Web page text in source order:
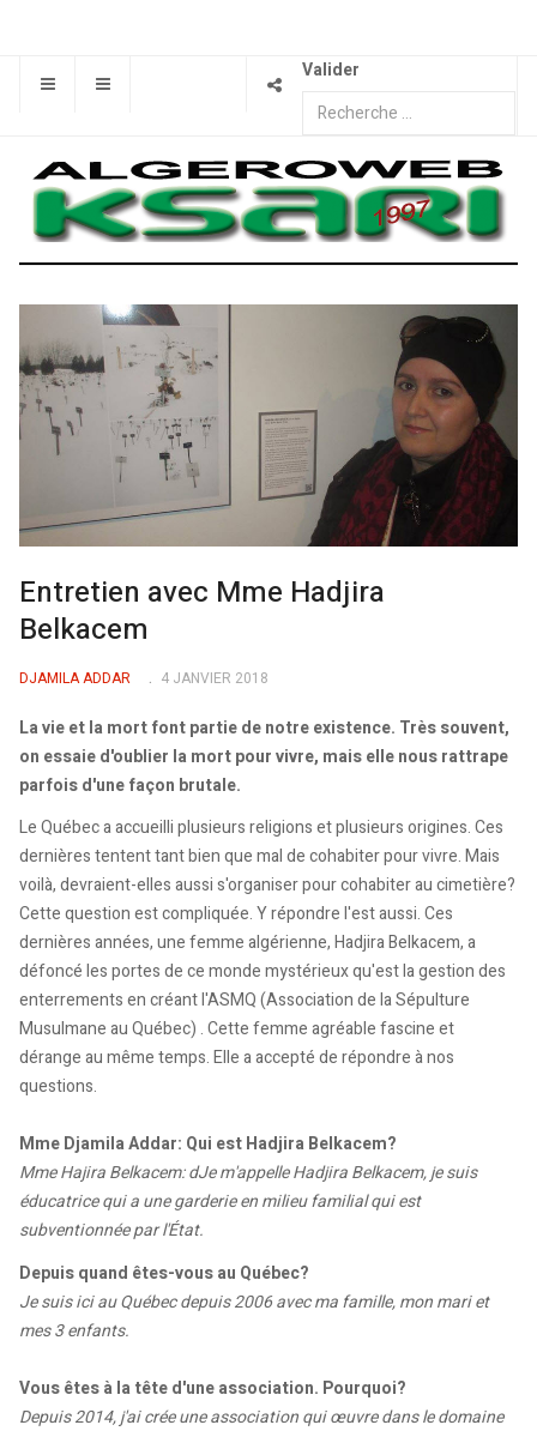
Valider
Entretien avec Mme Hadjira
Belkacem
DJAMILA ADDAR 4 JANVIER 2018
La vie et la mort font partie de notre existence. Très souvent,
on essaie d'oublier la mort pour vivre, mais elle nous rattrape
parfois d'une façon brutale.
Le Québec a accueilli plusieurs religions et plusieurs origines. Ces
dernières tentent tant bien que mal de cohabiter pour vivre. Mais
voilà, devraient-elles aussi s'organiser pour cohabiter au cimetière?
Cette question est compliquée. Y répondre l'est aussi. Ces
dernières années, une femme algérienne, Hadjira Belkacem, a
défoncé les portes de ce monde mystérieux qu'est la gestion des
enterrements en créant l'ASMQ (Association de la Sépulture
Musulmane au Québec) . Cette femme agréable fascine et
dérange au même temps. Elle a accepté de répondre à nos
questions.
Mme Djamila Addar: Qui est Hadjira Belkacem?
Mme Hajira Belkacem: dJe m'appelle Hadjira Belkacem, je suis
éducatrice qui a une garderie en milieu familial qui est
subventionnée par l'État.
Depuis quand êtes-vous au Québec?
Je suis ici au Québec depuis 2006 avec ma famille, mon mari et
mes 3 enfants.
Vous êtes à la tête d'une association. Pourquoi?
Depuis 2014, j'ai crée une association qui œuvre dans le domaine